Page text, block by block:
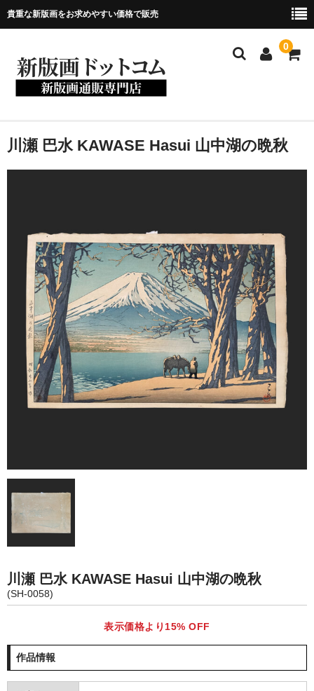
貴重な新版画をお求めやすい価格で販売
0
ホーム
当店について
お問い合わせ
メンバー
カート
川瀬 巴水 KAWASE Hasui 山中湖の晩秋
川瀬 巴水 KAWASE Hasui 山中湖の晩秋
(SH-0058)
表示価格より15% OFF
作品情報